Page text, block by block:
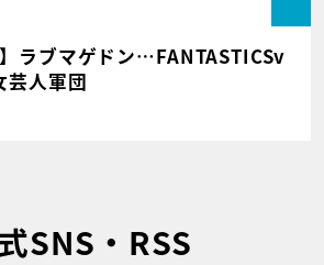
】ラブマゲドン…FANTASTICSv
芸人軍団
SNS・RSS